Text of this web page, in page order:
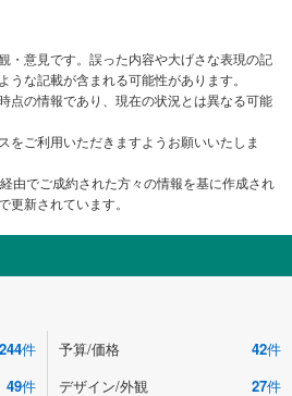
・意見です。誤った内容や大げさな表現の記
な記載が含まれる可能性があります。
点の情報であり、現在の状況とは異なる可能
をご利用いただきますようお願いいたしま
由でご成約された方々の情報を基に作成され
新されています。
244件 予算/価格 42件
49件 デザイン/外観 27件